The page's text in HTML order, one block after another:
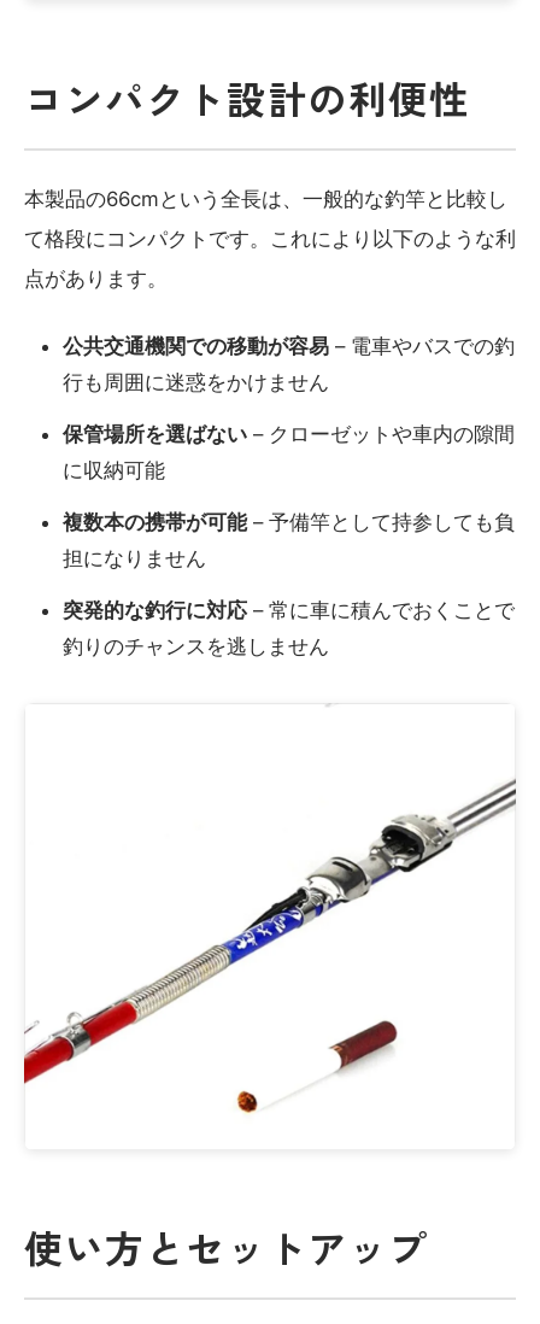
コンパクト設計の利便性
本製品の66cmという全長は、一般的な釣竿と比較し
て格段にコンパクトです。これにより以下のような利
点があります。
公共交通機関での移動が容易 – 電車やバスでの釣
行も周囲に迷惑をかけません
保管場所を選ばない – クローゼットや車内の隙間
に収納可能
複数本の携帯が可能– 予備竿として持参しても負
担になりません
突発的な釣行に対応 – 常に車に積んでおくことで
釣りのチャンスを逃しません
使い方とセットアップ